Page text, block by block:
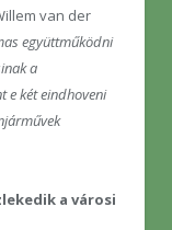
van der
együttműködni
a
e két eindhoveni
a városi